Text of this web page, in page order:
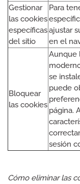
Gestionar
las cookies
específicas
del sitio
Para
ajustar
en el
Bloquear
las cookies
Aunque
se
puede
página.
sesión
Cómo eliminar las